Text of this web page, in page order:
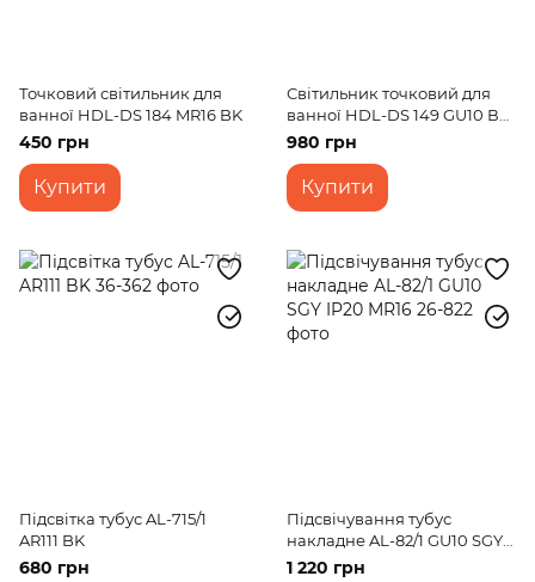
Точковий світильник для
ванної HDL-DS 184 MR16 BK
450 грн
Купити
Світильник точковий для
ванної HDL-DS 149 GU10 ВК
MR16
980 грн
Купити
Підсвітка тубус AL-715/1
AR111 BK
680 грн
Підсвічування тубус
накладне AL-82/1 GU10 SGY
IP20 MR16
1 220 грн